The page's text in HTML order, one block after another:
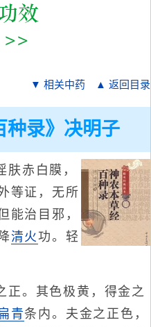
▼ 相关中药 ▲ 返回目录
种录》决明子
肤赤白膜，
等证，无所
能治目邪，
清火功。轻
正。其色极黄，得金之
青条内。夫金之正色，